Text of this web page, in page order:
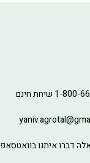
שיחת חינם
דברו איתנו בוואטסאפ